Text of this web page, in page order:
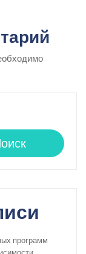
программ